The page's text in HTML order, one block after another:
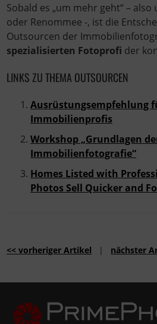
Sobald es „um mehr geht“ –
oder Renommee -, ist die
Outsourcen der
spezialisierten Fotoprofi der
LINKS ZU THEMA OUTSOURCEN
Ausrüstungsempfehlung
Immobilienprofis
Workshop „Grundlagen
Immobilienfotografie“
Homes Listed with
Photos Sell Quicker and
<< vorheriger Artikel | nächster